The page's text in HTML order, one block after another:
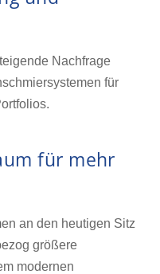
Nachfrage
für
für mehr
an den heutigen Sitz
größere
modernen